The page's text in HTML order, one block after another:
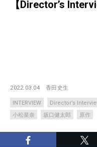
【Director’s
2022.03.04 香田史生
INTERVIEW Director’s
小松菜奈
坂口健太郎 原作